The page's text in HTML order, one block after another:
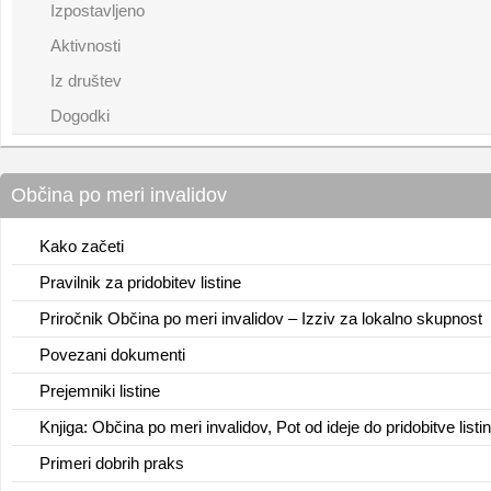
Izpostavljeno
Aktivnosti
Iz društev
Dogodki
Občina po meri invalidov
Kako začeti
Pravilnik za pridobitev listine
Priročnik Občina po meri invalidov – Izziv za lokalno skupnost
Povezani dokumenti
Prejemniki listine
Knjiga: Občina po meri invalidov, Pot od ideje do pridobitve
Primeri dobrih praks